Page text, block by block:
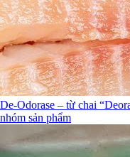
De-Odorase – từ chai
nhóm sản phẩm